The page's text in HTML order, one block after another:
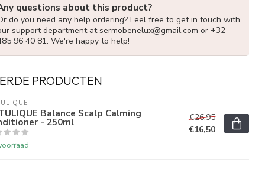
questions about this product?
do you need any help ordering? Feel free to get in touch with
support department at sermobenelux@gmail.com or +32
96 40 81. We're happy to help!
PRODUCTEN
Balance Scalp Calming
- 250ml
€26,95
€16,50